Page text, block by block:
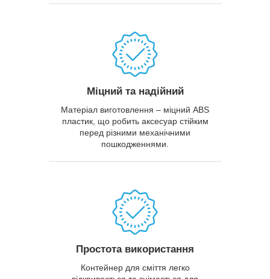
Міцний та надійний
Матеріал виготовлення – міцний ABS
пластик, що робить аксесуар стійким
перед різними механічними
пошкодженнями.
Простота використання
Контейнер для сміття легко